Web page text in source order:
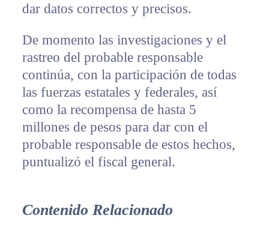
dar datos correctos y precisos.
De momento las investigaciones y el
rastreo del probable responsable
continúa, con la participación de todas
las fuerzas estatales y federales, así
como la recompensa de hasta 5
millones de pesos para dar con el
probable responsable de estos hechos,
puntualizó el fiscal general.
Contenido Relacionado